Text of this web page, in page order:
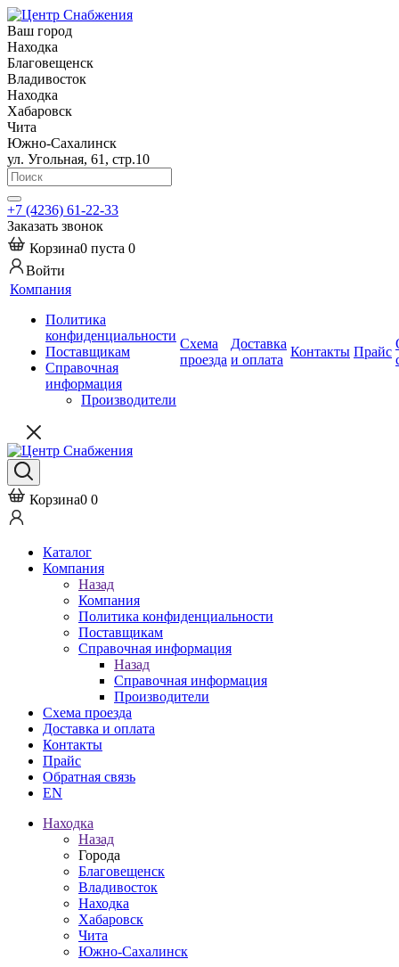
Ваш город
Находка
Благовещенск
Владивосток
Находка
Хабаровск
Чита
Южно-Сахалинск
ул. Угольная, 61, стр.10
+7 (4236) 61-22-33
Заказать звонок
Корзина0 пуста 0
Войти
Компания
Политика
конфиденциальности
Поставщикам
Справочная
информация
Производители
Схема
проезда
Доставка
и оплата
Контакты Прайс
Корзина0 0
Каталог
Компания
Назад
Компания
Политика конфиденциальности
Поставщикам
Справочная информация
Назад
Справочная информация
Производители
Схема проезда
Доставка и оплата
Контакты
Прайс
Обратная связь
EN
Находка
Назад
Города
Благовещенск
Владивосток
Находка
Хабаровск
Чита
Южно-Сахалинск